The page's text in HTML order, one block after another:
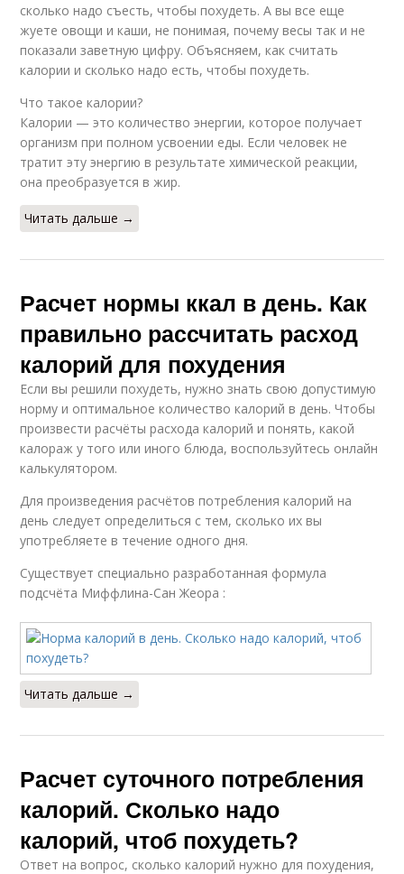
сколько надо съесть, чтобы похудеть. А вы все еще
жуете овощи и каши, не понимая, почему весы так и не
показали заветную цифру. Объясняем, как считать
калории и сколько надо есть, чтобы похудеть.
Что такое калории?
Калории — это количество энергии, которое получает
организм при полном усвоении еды. Если человек не
тратит эту энергию в результате химической реакции,
она преобразуется в жир.
Читать дальше →
Расчет нормы ккал в день. Как
правильно рассчитать расход
калорий для похудения
Если вы решили похудеть, нужно знать свою допустимую
норму и оптимальное количество калорий в день. Чтобы
произвести расчёты расхода калорий и понять, какой
калораж у того или иного блюда, воспользуйтесь онлайн
калькулятором.
Для произведения расчётов потребления калорий на
день следует определиться с тем, сколько их вы
употребляете в течение одного дня.
Существует специально разработанная формула
подсчёта Миффлина-Сан Жеора :
Читать дальше →
Расчет суточного потребления
калорий. Сколько надо
калорий, чтоб похудеть?
Ответ на вопрос, сколько калорий нужно для похудения,